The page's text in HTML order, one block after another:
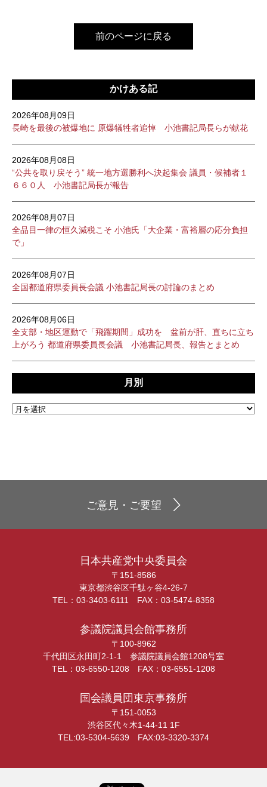
前のページに戻る
かけある記
2026年08月09日
長崎を最後の被爆地に 原爆犠牲者追悼 小池書記局長らが献花
2026年08月08日
“公共を取り戻そう” 統一地方選勝利へ決起集会 議員・候補者１
６６０人 小池書記局長が報告
2026年08月07日
全品目一律の恒久減税こそ 小池氏「大企業・富裕層の応分負担
で」
2026年08月07日
全国都道府県委員長会議 小池書記局長の討論のまとめ
2026年08月06日
全支部・地区運動で「飛躍期間」成功を 盆前が肝、直ちに立ち
上がろう 都道府県委員長会議 小池書記局長、報告とまとめ
月別
ご意見・ご要望
日本共産党中央委員会
〒151-8586
東京都渋谷区千駄ヶ谷4-26-7
TEL：03-3403-6111 FAX：03-5474-8358
参議院議員会館事務所
〒100-8962
千代田区永田町2-1-1 参議院議員会館1208号室
TEL：03-6550-1208 FAX：03-6551-1208
国会議員団東京事務所
〒151-0053
渋谷区代々木1-44-11 1F
TEL:03-5304-5639 FAX:03-3320-3374